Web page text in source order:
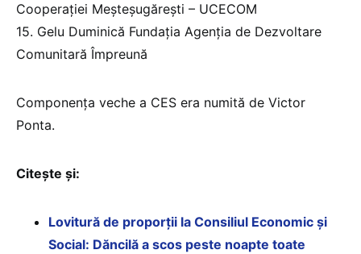
Cooperației Meșteșugărești – UCECOM
15. Gelu Duminică Fundația Agenția de Dezvoltare
Comunitară Împreună
Componența veche a CES era numită de Victor
Ponta.
Citește și:
Lovitură de proporții la Consiliul Economic și
Social: Dăncilă a scos peste noapte toate